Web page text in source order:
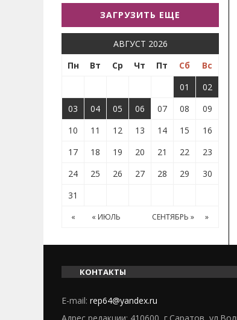
ЗАГРУЗИТЬ ЕЩЕ
АВГУСТ 2026
Пн
Вт Ср Чт Пт Сб
Вс
01
02
03
04 05 06 07 08
09
10
11 12 13 14 15
16
17
18 19 20 21 22
23
24
25 26 27 28 29
30
31
« « ИЮЛЬ СЕНТЯБРЬ » »
КОНТАКТЫ
E-mail: rep64@yandex.ru